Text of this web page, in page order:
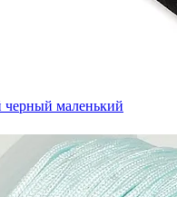
маленький